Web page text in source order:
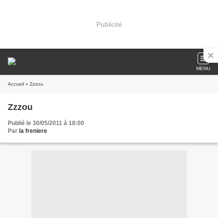
Publicité
MENU
Accueil » Zzzou
Zzzou
Publié le 30/05/2011 à 18:00
Par la freniere